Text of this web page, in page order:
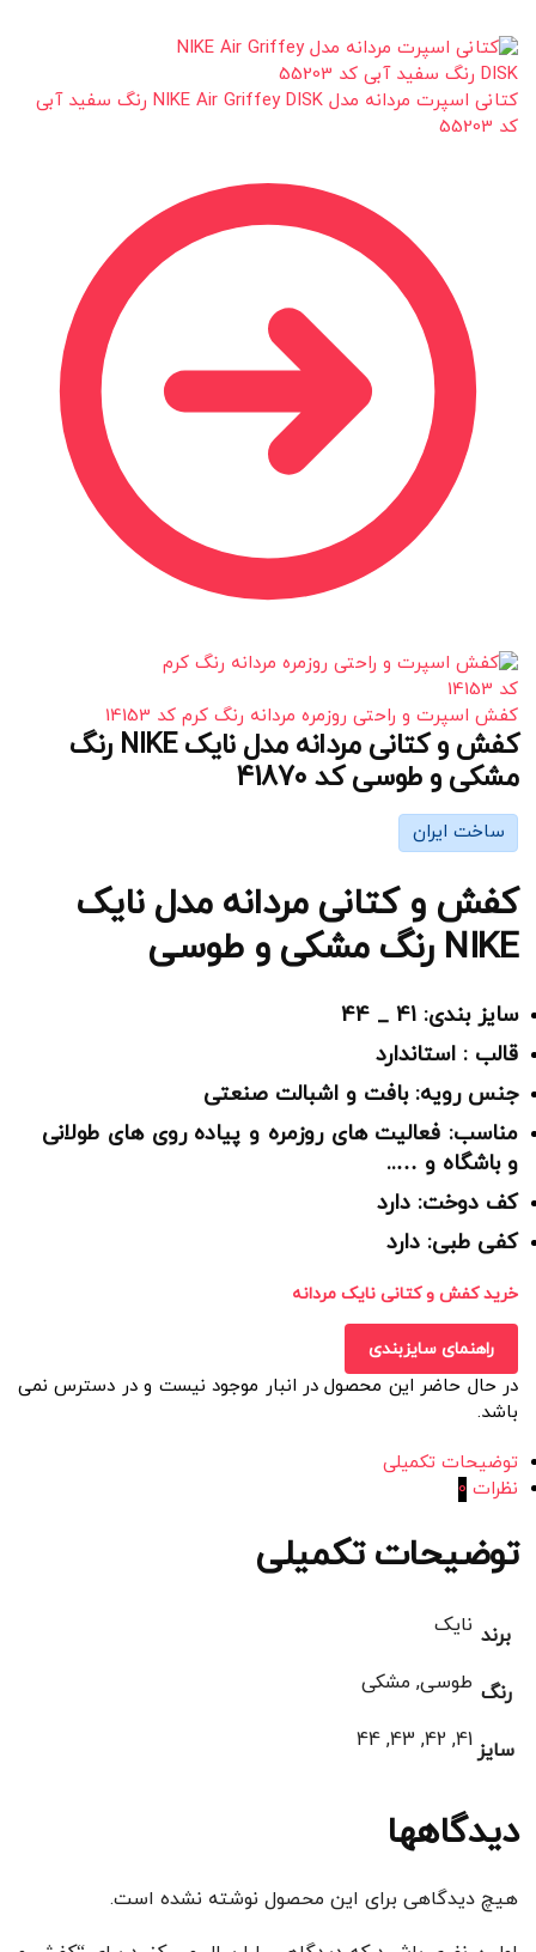
کتانی اسپرت مردانه مدل NIKE Air Griffey DISK رنگ سفید آبی
کد 55203
کفش اسپرت و راحتی روزمره مردانه رنگ کرم کد 14153
کفش و کتانی مردانه مدل نایک NIKE رنگ
مشکی و طوسی کد 41870
ساخت ایران
کفش و کتانی مردانه مدل نایک
NIKE رنگ مشکی و طوسی
سایز بندی: 41 _ 44
قالب : استاندارد
جنس رویه: بافت و اشبالت صنعتی
مناسب: فعالیت های روزمره و پیاده روی های طولانی
و باشگاه و …..
کف دوخت: دارد
کفی طبی: دارد
خرید کفش و کتانی نایک مردانه
راهنمای سایزبندی
در حال حاضر این محصول در انبار موجود نیست و در دسترس نمی
باشد.
توضیحات تکمیلی
نظرات 0
توضیحات تکمیلی
برند نایک
رنگ طوسی, مشکی
سایز 41, 42, 43, 44
دیدگاهها
هیچ دیدگاهی برای این محصول نوشته نشده است.